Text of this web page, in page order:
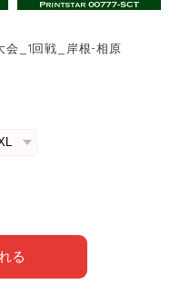
会_1回戦_岸根-相原
る